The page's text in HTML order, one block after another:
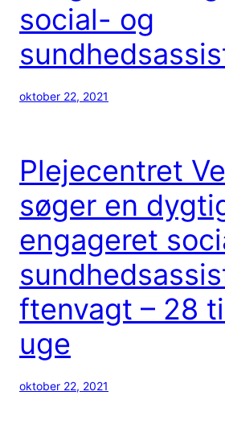
social- og
oktober 22, 2021
Plejecentret
søger en
engageret
ftenvagt – 28
uge
oktober 22, 2021